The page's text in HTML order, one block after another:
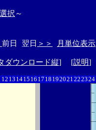
択 ～
前日 翌日 ＞＞ 月単位表示
ダウンロード縦] [説明]
12 13 1415 16 17 18 192021222324